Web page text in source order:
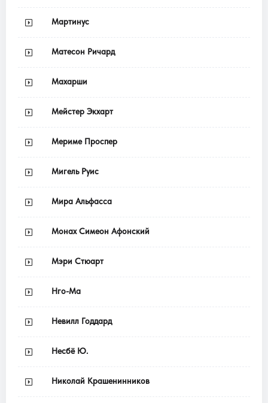
Мартинус
Матесон Ричард
Махарши
Мейстер Экхарт
Мериме Проспер
Мигель Руис
Мира Альфасса
Монах Симеон Афонский
Мэри Стюарт
Нго-Ма
Невилл Годдард
Несбё Ю.
Николай Крашенинников